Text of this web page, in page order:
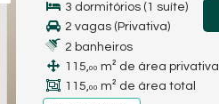
3 dormitórios (1 suíte)
2 vagas (Privativa)
2 banheiros
115,00 m² de área privativa
115,00 m² de área total